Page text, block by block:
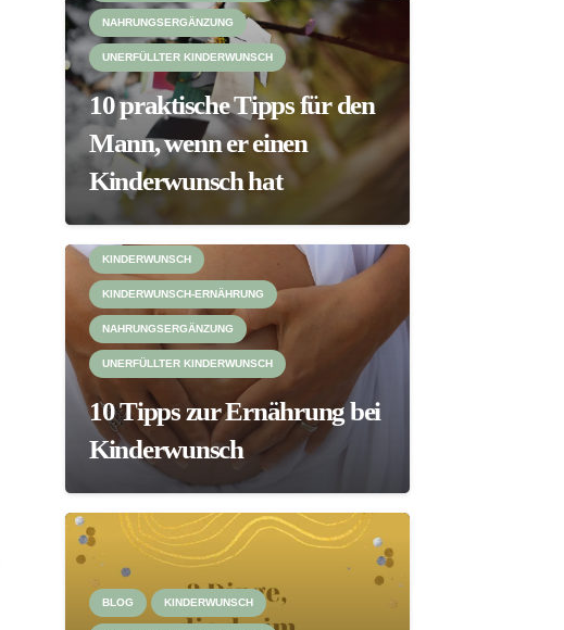
NAHRUNGSERGÄNZUNG
UNERFÜLLTER KINDERWUNSCH
10 praktische Tipps für den
Mann, wenn er einen
Kinderwunsch hat
KINDERWUNSCH
KINDERWUNSCH-ERNÄHRUNG
NAHRUNGSERGÄNZUNG
UNERFÜLLTER KINDERWUNSCH
10 Tipps zur Ernährung bei
Kinderwunsch
BLOG KINDERWUNSCH